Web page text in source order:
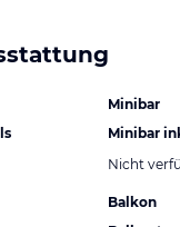
Minibar
Minibar
Nicht
Balkon